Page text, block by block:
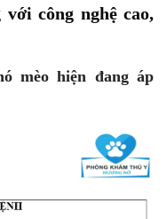
công nghệ cao,
mèo hiện đang áp